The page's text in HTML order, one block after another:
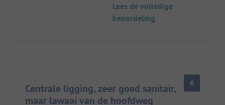
Lees de volledige
beoordeling
Centrale ligging, zeer goed sanitair,
maar lawaai van de hoofdweg
6